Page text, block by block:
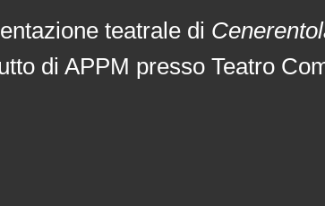
teatrale di
di APPM presso Teatro